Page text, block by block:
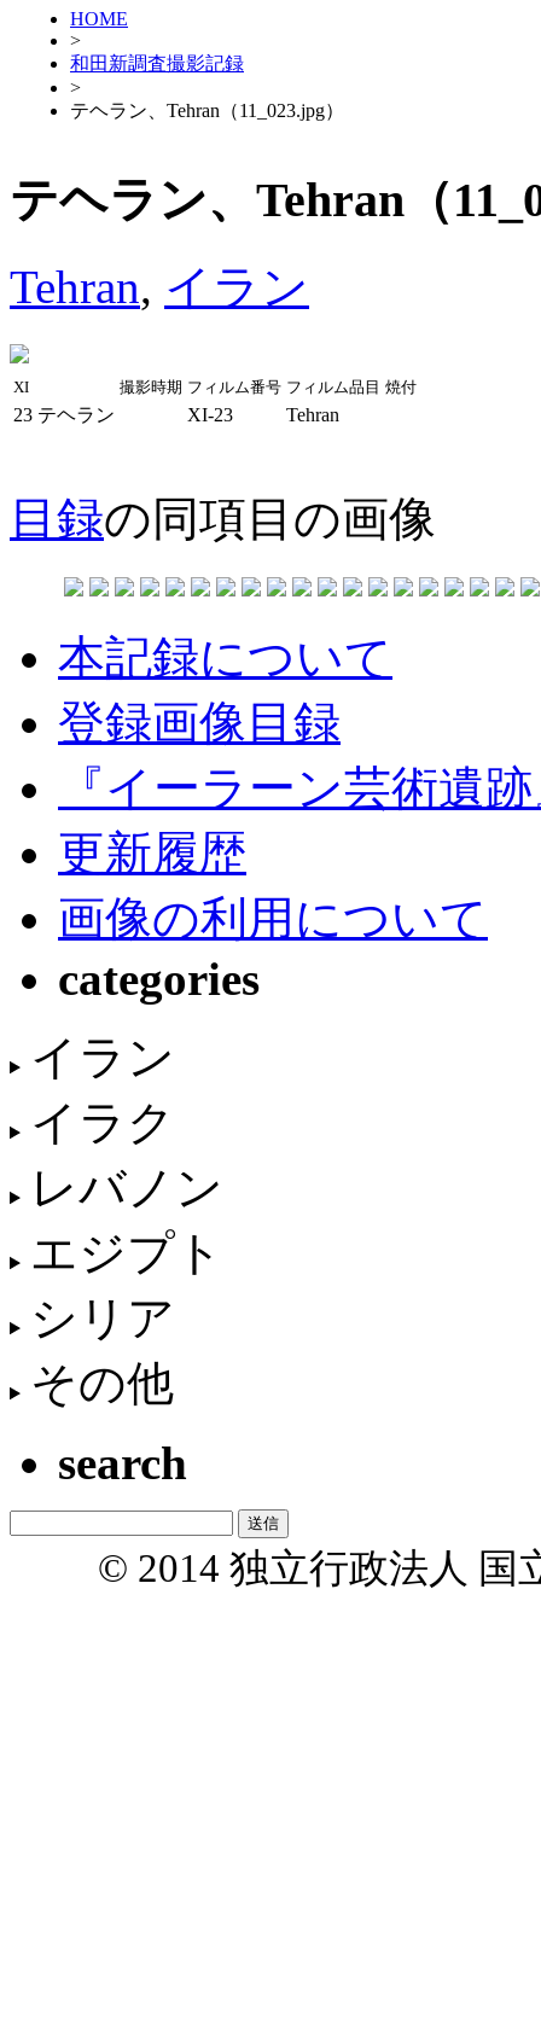
HOME
>
和田新調査撮影記録
>
テヘラン、Tehran（11_023.jpg）
テヘラン、Tehran（
Tehran, イラン
XI 撮影時期 フィルム番号 フィルム品目 焼付
23 テヘラン XI-23 Tehran
目録の同項目の画像
本記録について
登録画像目録
『イーラーン芸術遺
更新履歴
画像の利用について
categories
イラン
イラク
レバノン
エジプト
シリア
その他
search
© 2014 独立行政法人 国